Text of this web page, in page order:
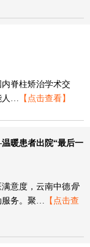
脊柱矫治学术交
人… 【点击查看】
暖患者出院“最后一
意度，云南中德骨
服务。聚… 【点击查